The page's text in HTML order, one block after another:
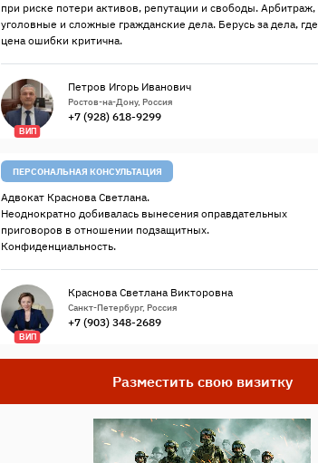
при риске потери активов, репутации и свободы. Арбитраж,
уголовные и сложные гражданские дела. Берусь за дела, где
цена ошибки критична.
ВИП
Петров Игорь Иванович
Ростов-на-Дону, Россия
+7 (928) 618-9299
ПЕРСОНАЛЬНАЯ КОНСУЛЬТАЦИЯ
Адвокат Краснова Светлана.
Неоднократно добивалась вынесения оправдательных
приговоров в отношении подзащитных.
Конфиденциальность.
ВИП
Краснова Светлана Викторовна
Санкт-Петербург, Россия
+7 (903) 348-2689
Разместить свою визитку